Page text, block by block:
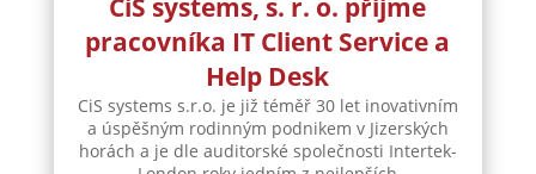
London roky jedním z nejlepších
zaměstnavatelů v celosvětovém srovnání.
Vyvíjíme a vyrábíme specifická řešení kabelové
konfekce...
číst více